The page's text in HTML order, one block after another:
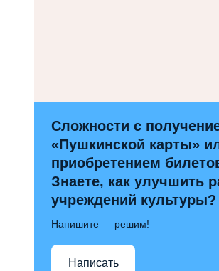
Сложности с
«Пушкинской карты»
приобретением
Знаете, как улучшить
учреждений культуры?
Напишите — решим!
Написать